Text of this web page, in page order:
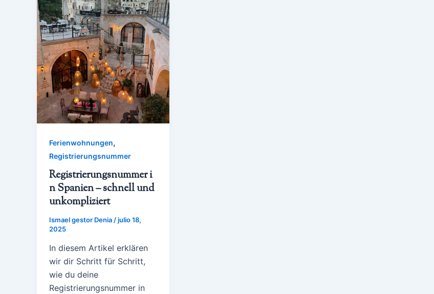
Ferienwohnungen,
Registrierungsnummer
Registrierungsnummer i
n Spanien – schnell und
unkompliziert
Ismael gestor Denia /julio 18,
2025
In diesem Artikel erklären
wir dir Schritt für Schritt,
wie du deine
Registrierungsnummer in